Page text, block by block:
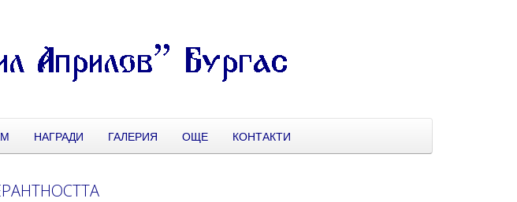
НАГРАДИ ГАЛЕРИЯ ОЩЕ КОНТАКТИ